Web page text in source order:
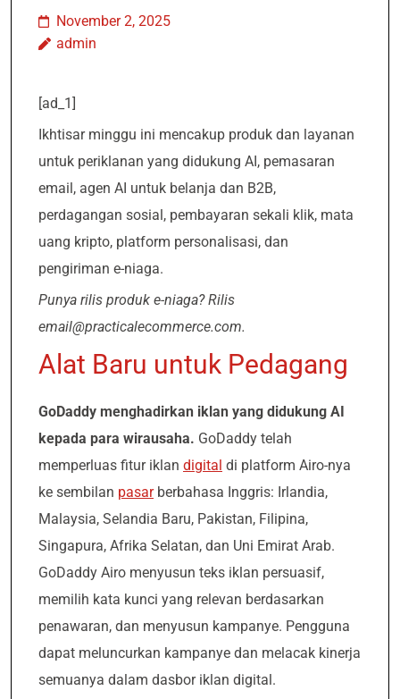
November 2, 2025
admin
[ad_1]
Ikhtisar minggu ini mencakup produk dan layanan
untuk periklanan yang didukung AI, pemasaran
email, agen AI untuk belanja dan B2B,
perdagangan sosial, pembayaran sekali klik, mata
uang kripto, platform personalisasi, dan
pengiriman e-niaga.
Punya rilis produk e-niaga? Rilis
email@practicalecommerce.com.
Alat Baru untuk Pedagang
GoDaddy menghadirkan iklan yang didukung AI
kepada para wirausaha. GoDaddy telah
memperluas fitur iklan digital di platform Airo-nya
ke sembilan pasarberbahasa Inggris: Irlandia,
Malaysia, Selandia Baru, Pakistan, Filipina,
Singapura, Afrika Selatan, dan Uni Emirat Arab.
GoDaddy Airo menyusun teks iklan persuasif,
memilih kata kunci yang relevan berdasarkan
penawaran, dan menyusun kampanye. Pengguna
dapat meluncurkan kampanye dan melacak kinerja
semuanya dalam dasbor iklan digital.